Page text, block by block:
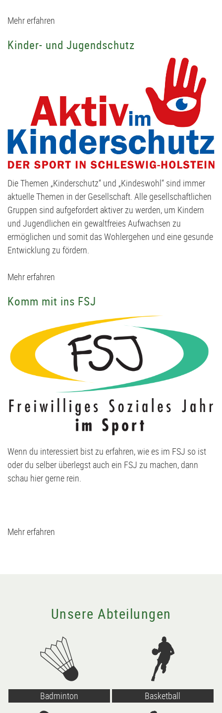
Mehr erfahren
Kinder- und Jugendschutz
Die Themen „Kinderschutz“ und „Kindeswohl“ sind immer
aktuelle Themen in der Gesellschaft. Alle gesellschaftlichen
Gruppen sind aufgefordert aktiver zu werden, um Kindern
und Jugendlichen ein gewaltfreies Aufwachsen zu
ermöglichen und somit das Wohlergehen und eine gesunde
Entwicklung zu fördern.
Mehr erfahren
Komm mit ins FSJ
Wenn du interessiert bist zu erfahren, wie es im FSJ so ist
oder du selber überlegst auch ein FSJ zu machen, dann
schau hier gerne rein.
Mehr erfahren
Unsere Abteilungen
Badminton Basketball